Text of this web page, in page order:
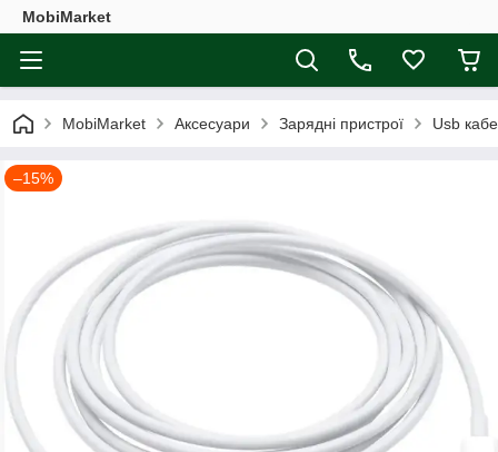
MobiMarket
MobiMarket Аксесуари Зарядні пристрої Usb
–15%